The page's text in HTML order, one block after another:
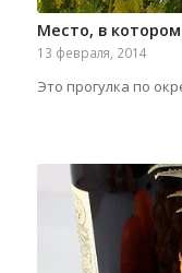
Место, в
13 февраля, 2014
Это прогулка по